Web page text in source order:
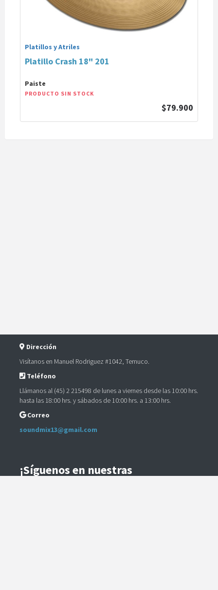
Platillos y Atriles
Platillo Crash 18" 201
Paiste
PRODUCTO SIN STOCK
$79.900
Dirección
Visítanos en Manuel Rodriguez #1042, Temuco.
Teléfono
Llámanos al (45) 2 215498 de lunes a viernes desde las 10:00 hrs.
hasta las 18:00 hrs. y sábados de 10:00 hrs. a 13:00 hrs.
Correo
soundmix13@gmail.com
¡Síguenos en nuestras